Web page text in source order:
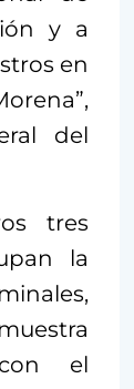
y a
en
del
tres
la
el